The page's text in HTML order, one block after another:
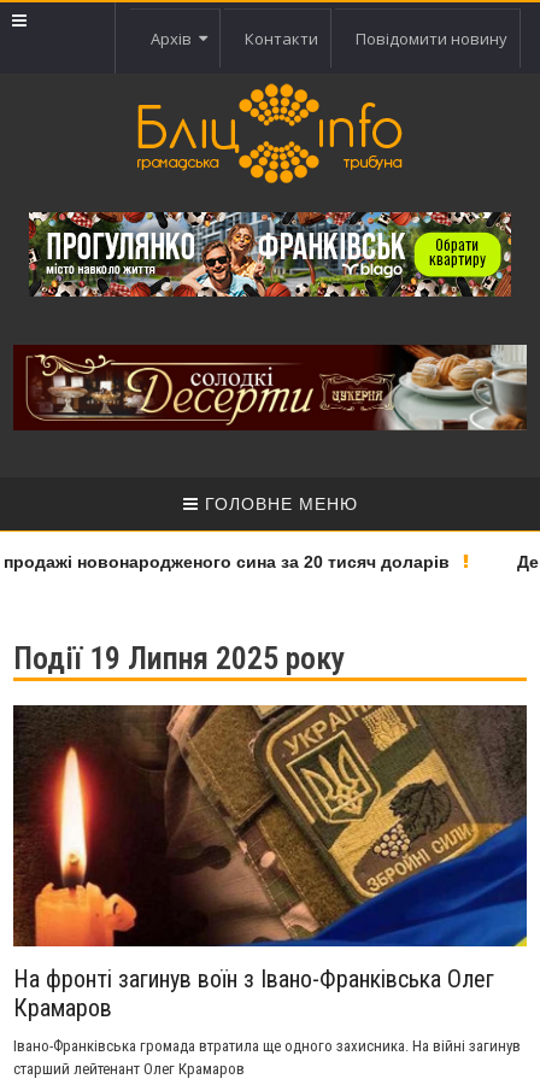
Архів Контакти Повідомити новину
ГОЛОВНЕ МЕНЮ
новонародженого сина за 20 тисяч доларів
Події 19 Липня 2025 року
На фронті загинув воїн з Івано-Франківська Олег
Крамаров
Івано-Франківська громада втратила ще одного захисника. На війні загинув
старший лейтенант Олег Крамаров